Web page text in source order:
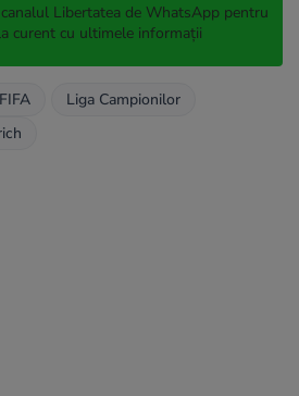
Libertatea de WhatsApp pentru
curent cu ultimele informații
FIFA
Liga Campionilor